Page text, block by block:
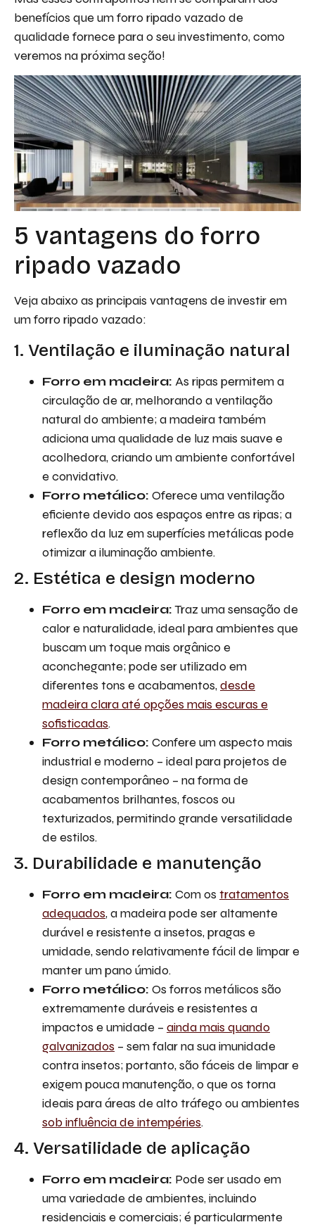
benefícios que um forro ripado vazado de
qualidade fornece para o seu investimento, como
veremos na próxima seção!
5 vantagens do forro
ripado vazado
Veja abaixo as principais vantagens de investir em
um forro ripado vazado:
1. Ventilação e iluminação natural
Forro em madeira: As ripas permitem a
circulação de ar, melhorando a ventilação
natural do ambiente; a madeira também
adiciona uma qualidade de luz mais suave e
acolhedora, criando um ambiente confortável
e convidativo.
Forro metálico: Oferece uma ventilação
eficiente devido aos espaços entre as ripas; a
reflexão da luz em superfícies metálicas pode
otimizar a iluminação ambiente.
2. Estética e design moderno
Forro em madeira:Traz uma sensação de
calor e naturalidade, ideal para ambientes que
buscam um toque mais orgânico e
aconchegante; pode ser utilizado em
diferentes tons e acabamentos,desde
madeira clara até opções mais escuras e
sofisticadas.
Forro metálico: Confere um aspecto mais
industrial e moderno – ideal para projetos de
design contemporâneo – na forma de
acabamentos brilhantes, foscos ou
texturizados, permitindo grande versatilidade
de estilos.
3. Durabilidade e manutenção
Forro em madeira: Com os tratamentos
adequados, a madeira pode ser altamente
durável e resistente a insetos, pragas e
umidade, sendo relativamente fácil de limpar e
manter um pano úmido.
Forro metálico: Os forros metálicos são
extremamente duráveis e resistentes a
impactos e umidade – ainda mais quando
galvanizados – sem falar na sua imunidade
contra insetos; portanto, são fáceis de limpar e
exigem pouca manutenção, o que os torna
ideais para áreas de alto tráfego ou ambientes
sob influência de intempéries.
4. Versatilidade de aplicação
Forro em madeira: Pode ser usado em
uma variedade de ambientes, incluindo
residenciais e comerciais; é particularmente